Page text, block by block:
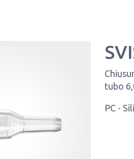
tubo
PC -